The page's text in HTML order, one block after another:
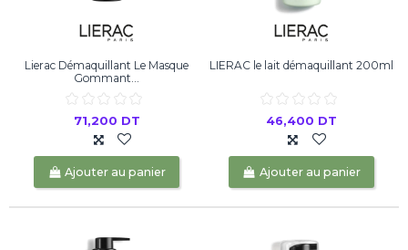
Lierac Démaquillant Le Masque
Gommant...
71,200 DT
Ajouter au panier
LIERAC le lait démaquillant 200ml
46,400 DT
Ajouter au panier